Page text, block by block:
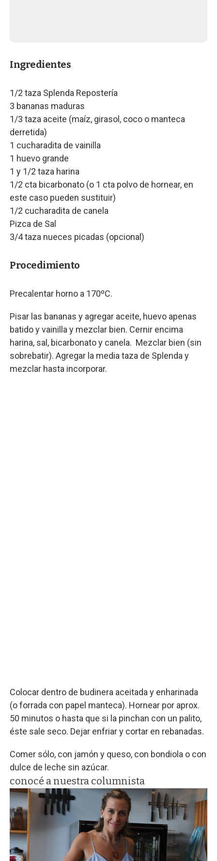
Ingredientes
1/2 taza Splenda Repostería
3 bananas maduras
1/3 taza aceite (maíz, girasol, coco o manteca
derretida)
1 cucharadita de vainilla
1 huevo grande
1 y 1/2 taza harina
1/2 cta bicarbonato (o 1 cta polvo de hornear, en
este caso pueden sustituir)
1/2 cucharadita de canela
Pizca de Sal
3/4 taza nueces picadas (opcional)
Procedimiento
Precalentar horno a 170ºC.
Pisar las bananas y agregar aceite, huevo apenas
batido y vainilla y mezclar bien. Cernir encima
harina, sal, bicarbonato y canela. Mezclar bien (sin
sobrebatir). Agregar la media taza de Splenda y
mezclar hasta incorporar.
Colocar dentro de budinera aceitada y enharinada
(o forrada con papel manteca). Hornear por aprox.
50 minutos o hasta que si la pinchan con un palito,
éste sale seco. Dejar enfriar y cortar en rebanadas.
Comer sólo, con jamón y queso, con bondiola o con
dulce de leche sin azúcar.
conocé a nuestra columnista